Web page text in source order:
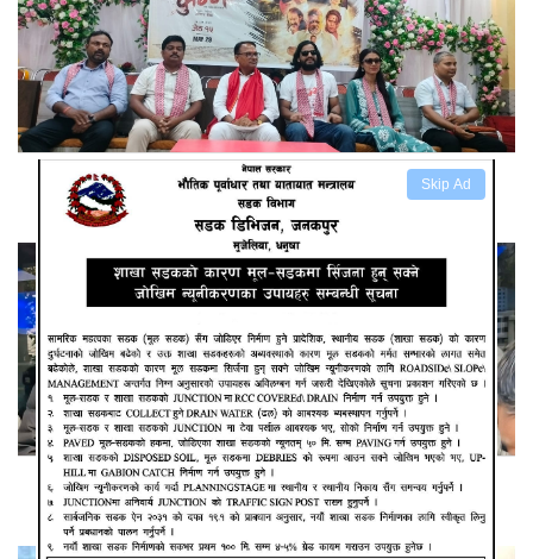
Skip Ad
स्वर्गीय सुनिल थापाको अन्तिम चलचित्र कुम्भ
युवा नेता साह रास्वपामा प्रवेश